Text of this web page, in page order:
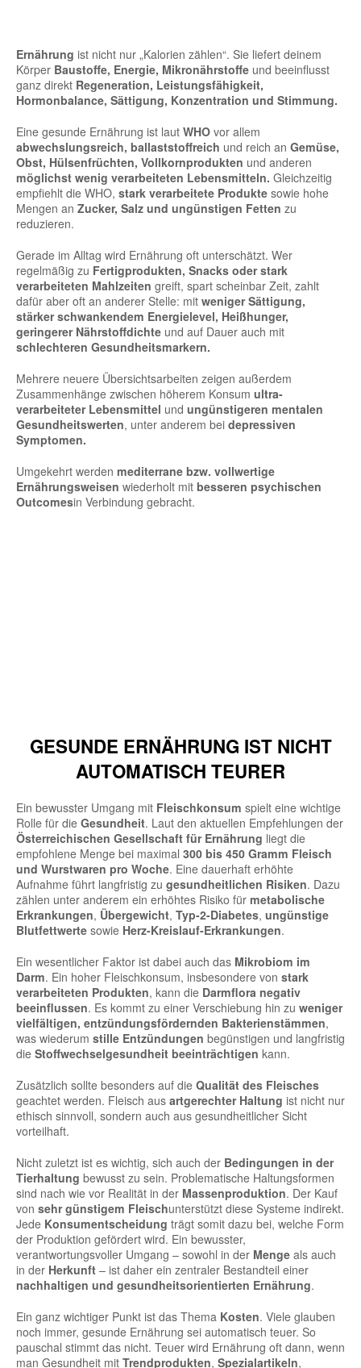
Ernährung ist nicht nur „Kalorien zählen“. Sie liefert deinem
Körper Baustoffe, Energie, Mikronährstoffe und beeinflusst
ganz direkt Regeneration, Leistungsfähigkeit,
Hormonbalance, Sättigung, Konzentration und Stimmung.
Eine gesunde Ernährung ist laut WHO vor allem
abwechslungsreich, ballaststoffreich und reich an Gemüse,
Obst, Hülsenfrüchten, Vollkornprodukten und anderen
möglichst wenig verarbeiteten Lebensmitteln. Gleichzeitig
empfiehlt die WHO, stark verarbeitete Produkte sowie hohe
Mengen an Zucker, Salz und ungünstigen Fetten zu
reduzieren.
Gerade im Alltag wird Ernährung oft unterschätzt. Wer
regelmäßig zu Fertigprodukten, Snacks oder stark
verarbeiteten Mahlzeiten greift, spart scheinbar Zeit, zahlt
dafür aber oft an anderer Stelle: mit weniger Sättigung,
stärker schwankendem Energielevel, Heißhunger,
geringerer Nährstoffdichte und auf Dauer auch mit
schlechteren Gesundheitsmarkern.
Mehrere neuere Übersichtsarbeiten zeigen außerdem
Zusammenhänge zwischen höherem Konsum ultra-
verarbeiteter Lebensmittel und ungünstigeren mentalen
Gesundheitswerten, unter anderem bei depressiven
Symptomen.
Umgekehrt werden mediterrane bzw. vollwertige
Ernährungsweisen wiederholt mit besseren psychischen
Outcomesin Verbindung gebracht.
GESUNDE ERNÄHRUNG IST NICHT
AUTOMATISCH TEURER
Ein bewusster Umgang mit Fleischkonsum spielt eine wichtige
Rolle für die Gesundheit. Laut den aktuellen Empfehlungen der
Österreichischen Gesellschaft für Ernährung liegt die
empfohlene Menge bei maximal 300 bis 450 Gramm Fleisch
und Wurstwaren pro Woche. Eine dauerhaft erhöhte
Aufnahme führt langfristig zu gesundheitlichen Risiken. Dazu
zählen unter anderem ein erhöhtes Risiko für metabolische
Erkrankungen, Übergewicht, Typ-2-Diabetes, ungünstige
Blutfettwerte sowie Herz-Kreislauf-Erkrankungen.
Ein wesentlicher Faktor ist dabei auch das Mikrobiom im
Darm. Ein hoher Fleischkonsum, insbesondere von stark
verarbeiteten Produkten, kann die Darmflora negativ
beeinflussen. Es kommt zu einer Verschiebung hin zu weniger
vielfältigen, entzündungsfördernden Bakterienstämmen,
was wiederum stille Entzündungen begünstigen und langfristig
die Stoffwechselgesundheit beeinträchtigen kann.
Zusätzlich sollte besonders auf die Qualität des Fleisches
geachtet werden. Fleisch aus artgerechter Haltung ist nicht nur
ethisch sinnvoll, sondern auch aus gesundheitlicher Sicht
vorteilhaft.
Nicht zuletzt ist es wichtig, sich auch der Bedingungen in der
Tierhaltung bewusst zu sein. Problematische Haltungsformen
sind nach wie vor Realität in der Massenproduktion. Der Kauf
von sehr günstigem Fleischunterstützt diese Systeme indirekt.
Jede Konsumentscheidung trägt somit dazu bei, welche Form
der Produktion gefördert wird. Ein bewusster,
verantwortungsvoller Umgang – sowohl in der Menge als auch
in der Herkunft – ist daher ein zentraler Bestandteil einer
nachhaltigen und gesundheitsorientierten Ernährung.
Ein ganz wichtiger Punkt ist das Thema Kosten. Viele glauben
noch immer, gesunde Ernährung sei automatisch teuer. So
pauschal stimmt das nicht. Teuer wird Ernährung oft dann, wenn
man Gesundheit mit Trendprodukten, Spezialartikeln,